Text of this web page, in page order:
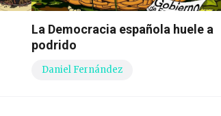
La Democracia española huele a
podrido
Daniel Fernández